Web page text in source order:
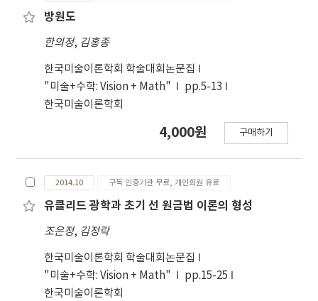
방원도
한의정, 김홍종
한국미술이론학회 학술대회논문집
"미술+수학: Vision + Math"
pp.5-13
한국미술이론학회
4,000원 구매하기
2014.10 구독 인증기관 무료, 개인회원 유료
유클리드 광학과 초기 선 원금법 이론의 형성
조은정, 김정락
한국미술이론학회 학술대회논문집
"미술+수학: Vision + Math"
pp.15-25
한국미술이론학회